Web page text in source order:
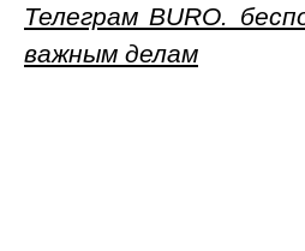
Телеграм BURO.
важным делам